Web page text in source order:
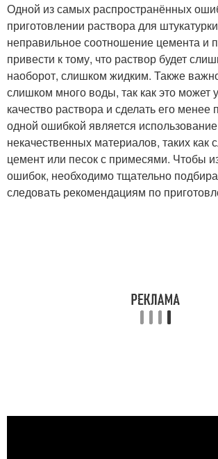
Одной из самых распространённых
приготовлении раствора для
неправильное соотношение цемента и
привести к тому, что раствор будет
наоборот, слишком жидким. Также
слишком много воды, так как это может
качество раствора и сделать его
одной ошибкой является использование
некачественных материалов, таких как
цемент или песок с примесями. Чтобы
ошибок, необходимо тщательно
следовать рекомендациям по